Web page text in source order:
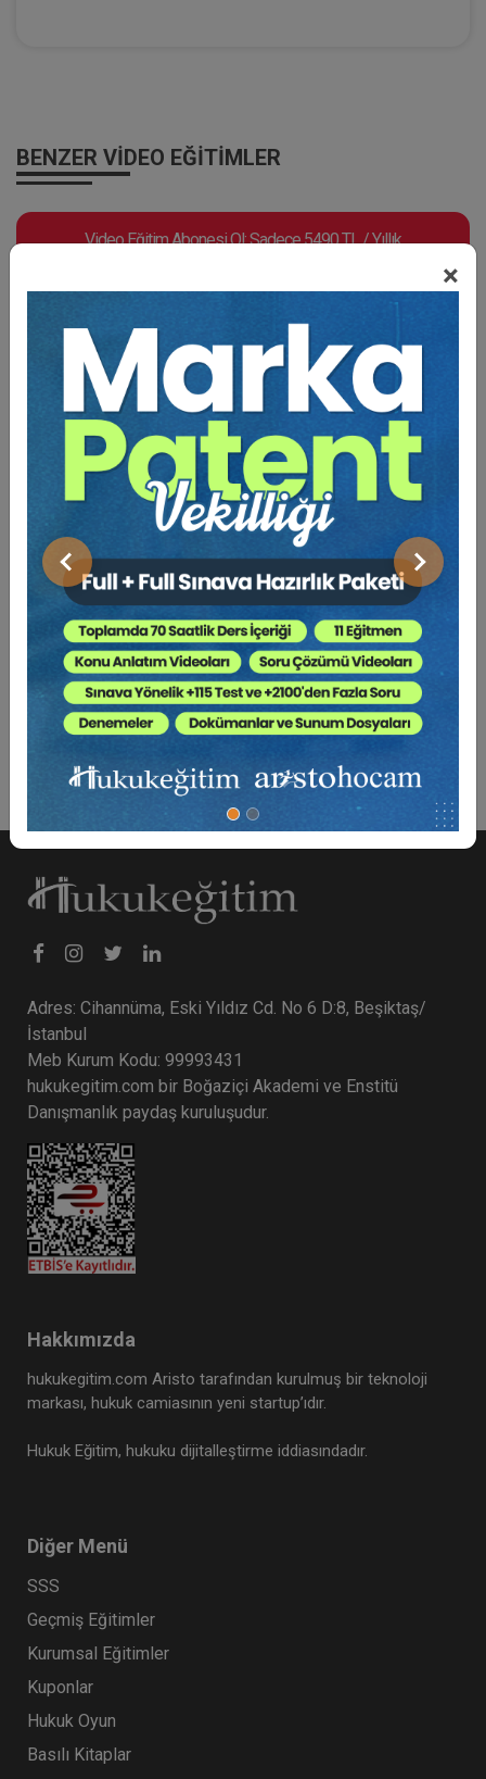
×
Önceki Sonraki
BENZER VIDEO EĞITIMLER
Video Eğitim Abonesi Ol: Sadece 5490 TL / Yıllık
Tüketici Hukuku Enstitüsü
Sosyal Güvenlik Hukuku - V. İş Hukuku Kongresi -
IV. Oturum Video Kaydı
360 TL Sepete Ekle
Adres: Cihannüma, Eski Yıldız Cd. No 6 D:8, Beşiktaş/
İstanbul
Meb Kurum Kodu: 99993431
hukukegitim.com bir Boğaziçi Akademi ve Enstitü
Danışmanlık paydaş kuruluşudur.
Hakkımızda
hukukegitim.com Aristo tarafından kurulmuş bir teknoloji
markası, hukuk camiasının yeni startup’ıdır.
Hukuk Eğitim, hukuku dijitalleştirme iddiasındadır.
Diğer Menü
SSS
Geçmiş Eğitimler
Kurumsal Eğitimler
Kuponlar
Hukuk Oyun
Basılı Kitaplar